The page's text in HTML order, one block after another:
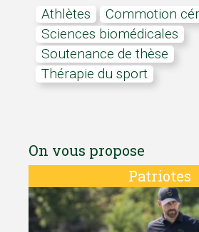
Athlètes
Commotion
sciences biomédicales
soutenance de thèse
Thérapie du sport
On vous propose
Patriotes